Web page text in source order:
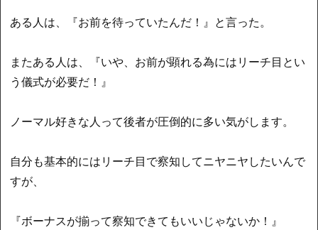
ある人は、『お前を待っていたんだ！』と言った。
またある人は、『いや、お前が顕れる為にはリーチ目とい
う儀式が必要だ！』
ノーマル好きな人って後者が圧倒的に多い気がします。
自分も基本的にはリーチ目で察知してニヤニヤしたいんで
すが、
『ボーナスが揃って察知できてもいいじゃないか！』